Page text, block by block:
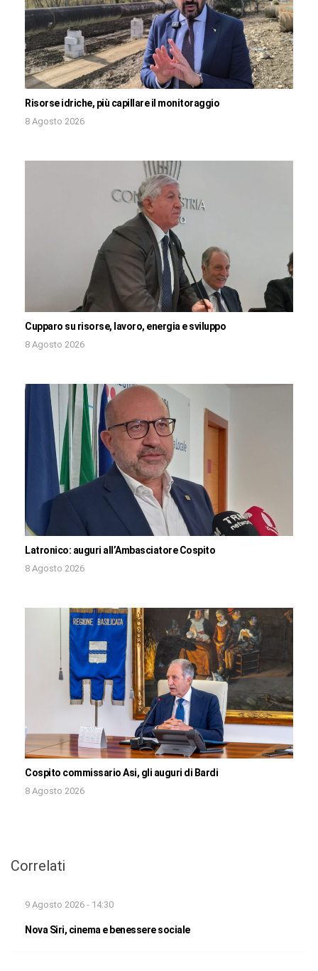
Risorse idriche, più capillare il monitoraggio
8 Agosto 2026
Cupparo su risorse, lavoro, energia e sviluppo
8 Agosto 2026
Latronico: auguri all’Ambasciatore Cospito
8 Agosto 2026
Cospito commissario Asi, gli auguri di Bardi
8 Agosto 2026
Correlati
9 Agosto 2026 - 14:30
Nova Siri, cinema e benessere sociale